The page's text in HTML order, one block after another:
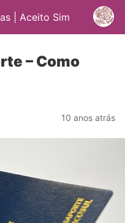
| Aceito Sim
– Como
10 anos atrás